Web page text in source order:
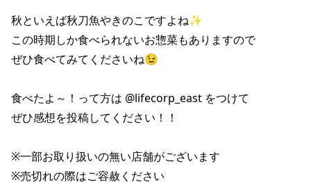
秋といえば秋刀魚やきのこですよね✨
この時期しか食べられないお惣菜もありますので
ぜひ食べてみてくださいね😉
食べたよ～！って方は @lifecorp_east をつけて
ぜひ感想を投稿してください！！
※一部お取り扱いの無い店舗がございます
※売切れの際はご容赦ください